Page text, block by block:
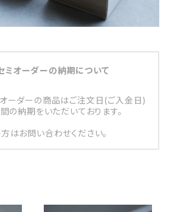
ミオーダーの納期について
オーダーの商品はご注文日(ご入金日)
の納期をいただいております。
はお問い合わせください。